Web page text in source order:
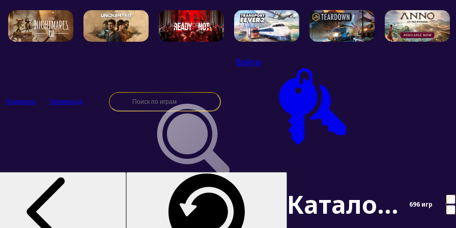
Подписка Промокод
Войти
Каталог игр Steam категория Кооператив (по сети) 696 игр